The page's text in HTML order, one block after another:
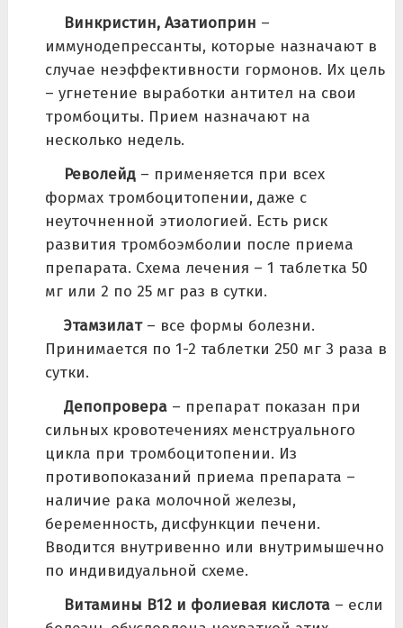
Винкристин, Азатиоприн –
иммунодепрессанты, которые назначают в
случае неэффективности гормонов. Их цель
– угнетение выработки антител на свои
тромбоциты. Прием назначают на
несколько недель.
Револейд– применяется при всех
формах тромбоцитопении, даже с
неуточненной этиологией. Есть риск
развития тромбоэмболии после приема
препарата. Схема лечения – 1 таблетка 50
мг или 2 по 25 мг раз в сутки.
Этамзилат– все формы болезни.
Принимается по 1-2 таблетки 250 мг 3 раза в
сутки.
Депопровера– препарат показан при
сильных кровотечениях менструального
цикла при тромбоцитопении. Из
противопоказаний приема препарата –
наличие рака молочной железы,
беременность, дисфункции печени.
Вводится внутривенно или внутримышечно
по индивидуальной схеме.
Витамины В12 и фолиевая кислота – если